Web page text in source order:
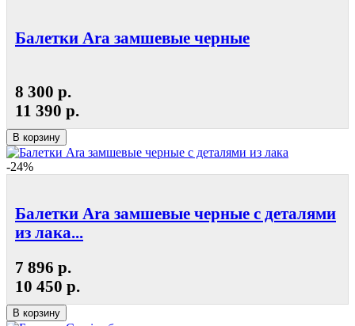
Балетки Ara замшевые черные
8 300 р.
11 390 р.
В корзину
-24%
Балетки Ara замшевые черные с деталями
из лака...
7 896 р.
10 450 р.
В корзину